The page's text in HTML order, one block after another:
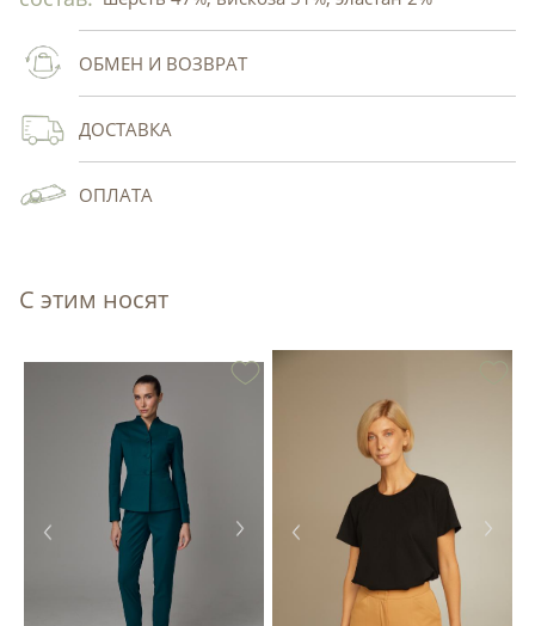
ОБМЕН И ВОЗВРАТ
ДОСТАВКА
ОПЛАТА
С этим носят